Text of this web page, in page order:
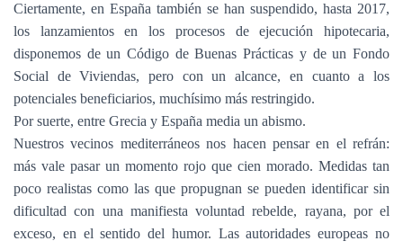
Ciertamente, en España también se han suspendido, hasta 2017,
los lanzamientos en los procesos de ejecución hipotecaria,
disponemos de un Código de Buenas Prácticas y de un Fondo
Social de Viviendas, pero con un alcance, en cuanto a los
potenciales beneficiarios, muchísimo más restringido.
Por suerte, entre Grecia y España media un abismo.
Nuestros vecinos mediterráneos nos hacen pensar en el refrán:
más vale pasar un momento rojo que cien morado. Medidas tan
poco realistas como las que propugnan se pueden identificar sin
dificultad con una manifiesta voluntad rebelde, rayana, por el
exceso, en el sentido del humor. Las autoridades europeas no